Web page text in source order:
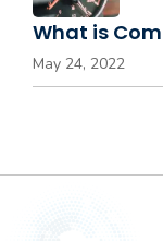
What is
May 24, 2022